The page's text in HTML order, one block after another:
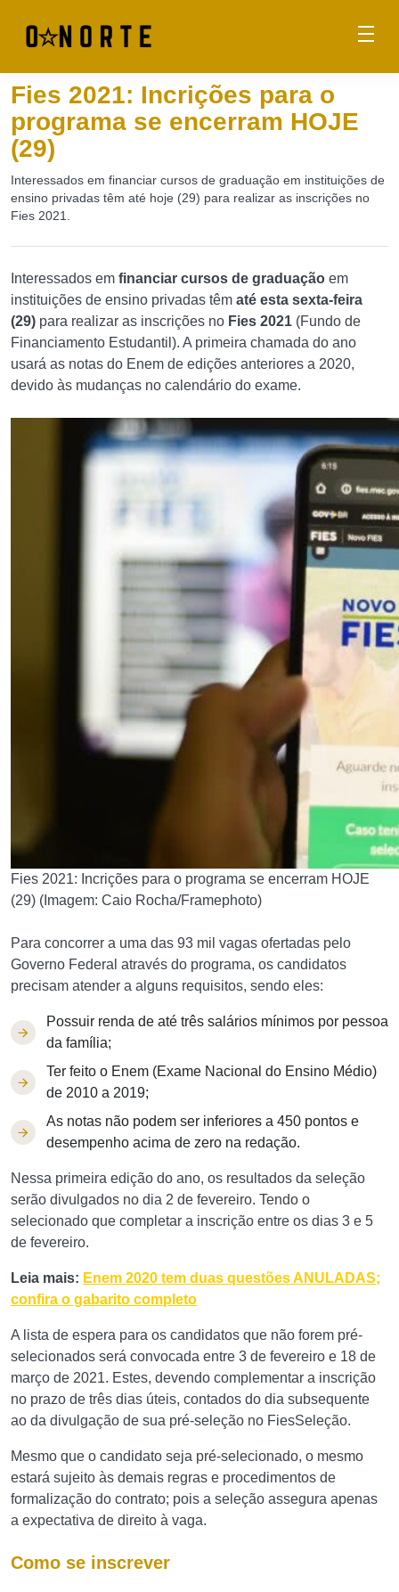
Fies 2021: Incrições para o
programa se encerram HOJE
(29)
Interessados em financiar cursos de graduação em instituições de
ensino privadas têm até hoje (29) para realizar as inscrições no
Fies 2021.
Interessados em financiar cursos de graduação em
instituições de ensino privadas têm até esta sexta-feira
(29) para realizar as inscrições no Fies 2021 (Fundo de
Financiamento Estudantil). A primeira chamada do ano
usará as notas do Enem de edições anteriores a 2020,
devido às mudanças no calendário do exame.
Fies 2021: Incrições para o programa se encerram HOJE
(29) (Imagem: Caio Rocha/Framephoto)
Para concorrer a uma das 93 mil vagas ofertadas pelo
Governo Federal através do programa, os candidatos
precisam atender a alguns requisitos, sendo eles:
Possuir renda de até três salários mínimos por pessoa
da família;
Ter feito o Enem (Exame Nacional do Ensino Médio)
de 2010 a 2019;
As notas não podem ser inferiores a 450 pontos e
desempenho acima de zero na redação.
Nessa primeira edição do ano, os resultados da seleção
serão divulgados no dia 2 de fevereiro. Tendo o
selecionado que completar a inscrição entre os dias 3 e 5
de fevereiro.
Leia mais: Enem 2020 tem duas questões ANULADAS;
confira o gabarito completo
A lista de espera para os candidatos que não forem pré-
selecionados será convocada entre 3 de fevereiro e 18 de
março de 2021. Estes, devendo complementar a inscrição
no prazo de três dias úteis, contados do dia subsequente
ao da divulgação de sua pré-seleção no FiesSeleção.
Mesmo que o candidato seja pré-selecionado, o mesmo
estará sujeito às demais regras e procedimentos de
formalização do contrato; pois a seleção assegura apenas
a expectativa de direito à vaga.
Como se inscrever